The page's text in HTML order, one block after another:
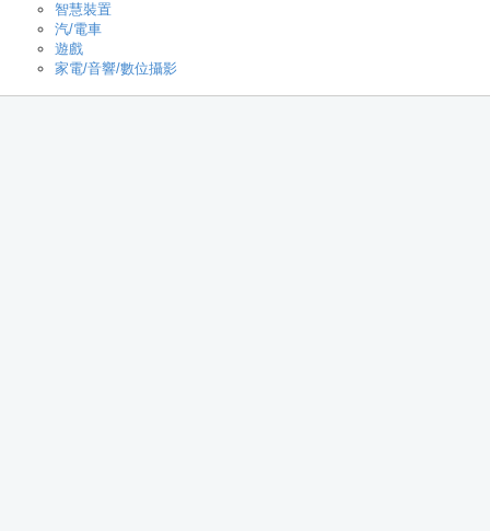
智慧裝置
汽/電車
遊戲
家電/音響/數位攝影